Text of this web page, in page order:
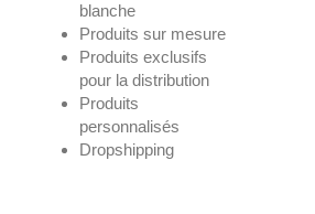
blanche
Produits sur mesure
Produits exclusifs
pour la distribution
Produits
personnalisés
Dropshipping